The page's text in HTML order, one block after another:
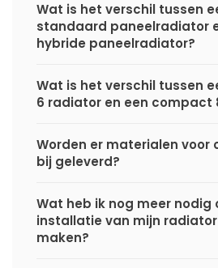
Wat is het verschil tussen
standaard paneelradiator
hybride paneelradiator?
Wat is het verschil tussen
6 radiator en een compact
Worden er materialen voor
bij geleverd?
Wat heb ik nog meer nodig
installatie van mijn
maken?